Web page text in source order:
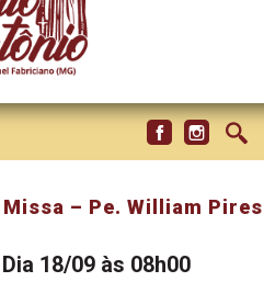
Missa – Pe. William Pires
Dia 18/09 às 08h00